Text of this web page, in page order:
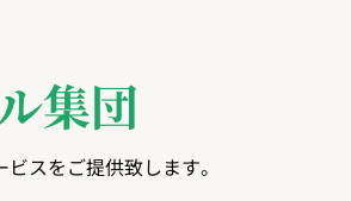
集団
スをご提供致します。